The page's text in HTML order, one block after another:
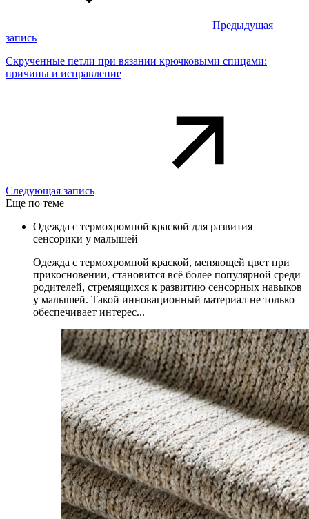
Предыдущая
запись
Скрученные петли при вязании крючковыми спицами:
причины и исправление
Следующая запись
Еще по теме
Одежда с термохромной краской для развития
сенсорики у малышей
Одежда с термохромной краской, меняющей цвет при
прикосновении, становится всё более популярной среди
родителей, стремящихся к развитию сенсорных навыков
у малышей. Такой инновационный материал не только
обеспечивает интерес...